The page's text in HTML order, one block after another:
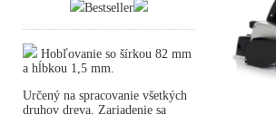
Bestseller
Hobľovanie so šírkou 82 mm
a hĺbkou 1,5 mm.
Určený na spracovanie všetkých
druhov dreva. Zariadenie sa